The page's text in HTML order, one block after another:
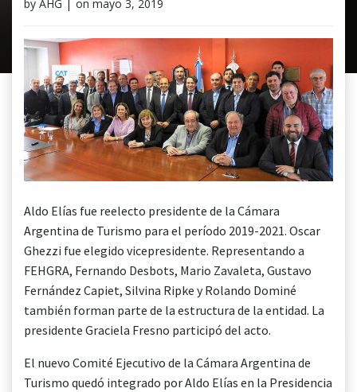
by AHG | on mayo 3, 2019
Aldo Elías fue reelecto presidente de la Cámara
Argentina de Turismo para el período 2019-2021. Oscar
Ghezzi fue elegido vicepresidente. Representando a
FEHGRA, Fernando Desbots, Mario Zavaleta, Gustavo
Fernández Capiet, Silvina Ripke y Rolando Dominé
también forman parte de la estructura de la entidad. La
presidente Graciela Fresno participó del acto.
El nuevo Comité Ejecutivo de la Cámara Argentina de
Turismo quedó integrado por Aldo Elías en la Presidencia